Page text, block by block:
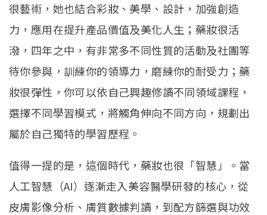
很藝術，她也結合彩妝、美學、設計，加強創造
力，應用在提升產品價值及美化人生；藥妝很活
潑，四年之中，有非常多不同性質的活動及社團等
待你參與，訓練你的領導力，磨練你的耐受力；藥
妝很彈性，你可以依自己興趣修讀不同領域課程，
選擇不同學習模式，將觸角伸向不同方向，規劃出
屬於自己獨特的學習歷程。
值得一提的是，這個時代，藥妝也很「智慧」。當
人工智慧（AI）逐漸走入美容醫學研發的核心，從
皮膚影像分析、膚質數據判讀，到配方篩選與功效